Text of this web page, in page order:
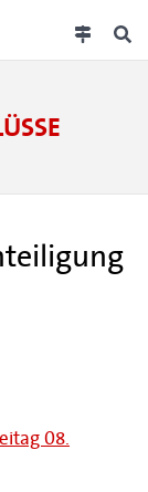
08.